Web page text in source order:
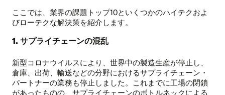
ここでは、業界の課題トップ10といくつかのハイテクおよ
びローテクな解決策を紹介します。
1. サプライチェーンの混乱
新型コロナウイルスにより、世界中の製造生産が停止し、
倉庫、出荷、輸送などの分野におけるサプライチェーン・
パートナーの業務も停止しました。これまでに工場の閉鎖
があったものの、サプライチェーンのボトルネックによる